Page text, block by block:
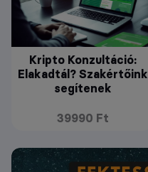
Kripto Konzultáció:
Elakadtál? Szakértőink
segítenek
39990 Ft